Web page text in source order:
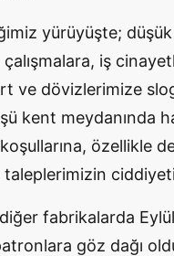
yürüyüşte;
iş
ve dövizlerimize
kent meydanında
özellikle
taleplerimizin
fabrikalarda
göz dağı